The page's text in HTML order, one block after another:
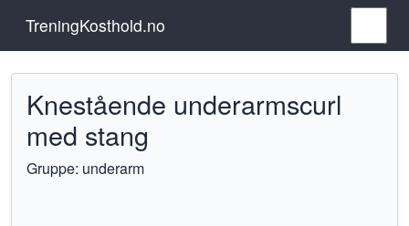
TreningKosthold.no
Knestående underarmscurl
med stang
Gruppe: underarm